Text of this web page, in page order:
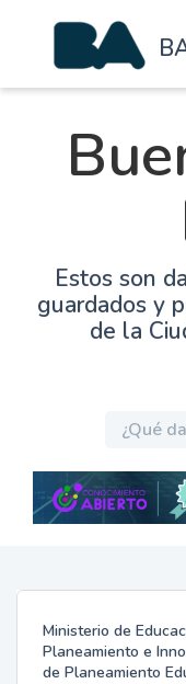
Estos son
guardados y
de la
Ministerio de
Planeamiento e
de Planeamiento